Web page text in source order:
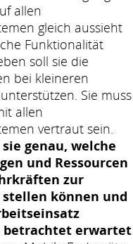
allen
gleich aussieht
Funktionalität
soll sie die
bei kleineren
Sie muss
allen
vertraut sein.
genau, welche
und Ressourcen
zur
können und
betrachtet erwartet